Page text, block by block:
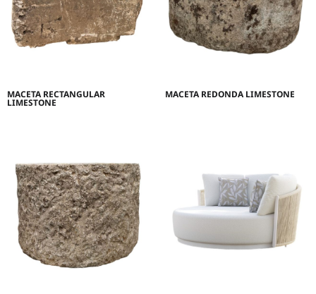
MACETA RECTANGULAR
LIMESTONE
MACETA REDONDA LIMESTONE